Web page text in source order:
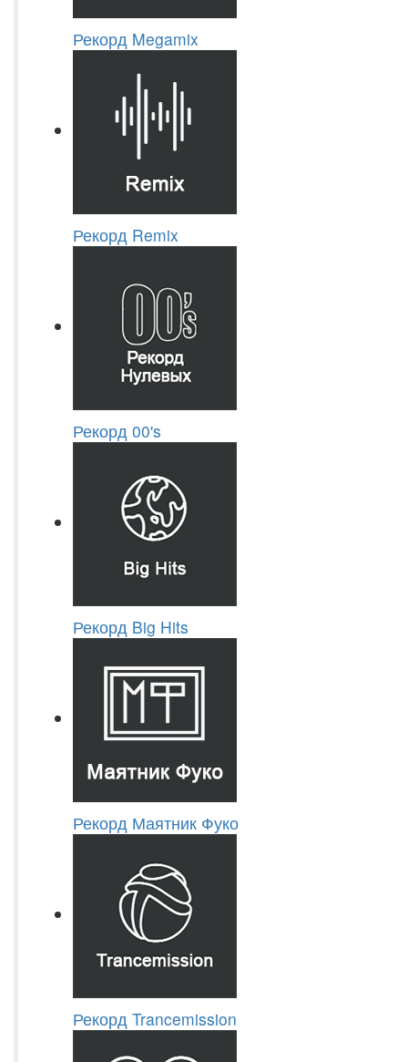
Рекорд Megamix
Рекорд Remix
Рекорд 00's
Рекорд Big Hits
Рекорд Маятник Фуко
Рекорд Trancemission